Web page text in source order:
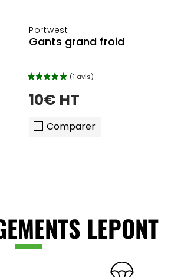
Portwest
Gants grand froid
10€ HT
Comparer
LEPONT